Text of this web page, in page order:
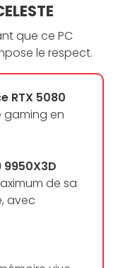
que ce PC
le respect.
RTX 5080
gaming en
9950X3D
de sa
avec